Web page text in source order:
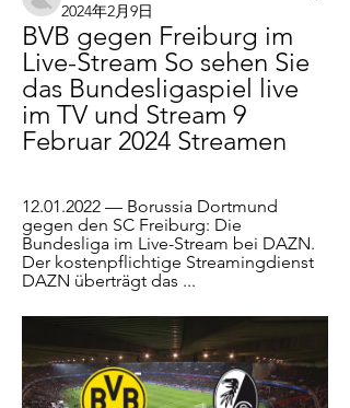
2024年2月9日
BVB gegen Freiburg im
Live-Stream So sehen Sie
das Bundesligaspiel live
im TV und Stream 9
Februar 2024 Streamen
12.01.2022 — Borussia Dortmund
gegen den SC Freiburg: Die
Bundesliga im Live-Stream bei DAZN.
Der kostenpflichtige Streamingdienst
DAZN überträgt das ...